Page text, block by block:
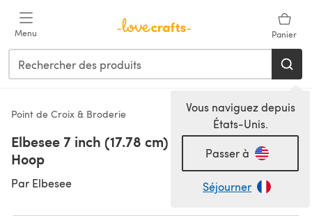
Menu Panier
Vous naviguez depuis
États-Unis.
Passer à
Séjourner
Point de Croix & Broderie
Elbesee 7 inch (17.78 cm) Wooden Embroidery
Hoop
Par Elbesee